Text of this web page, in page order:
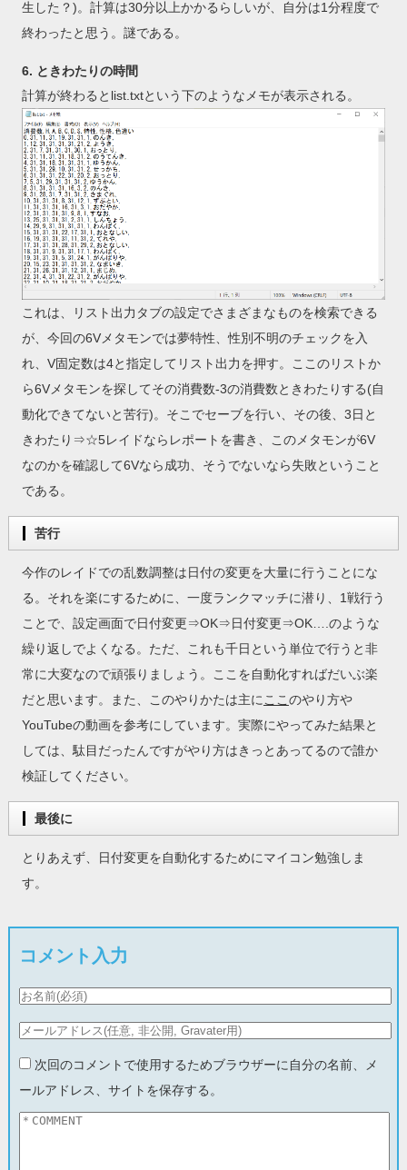
生した？)。計算は30分以上かかるらしいが、自分は1分程度で
終わったと思う。謎である。
6. ときわたりの時間
計算が終わるとlist.txtという下のようなメモが表示される。
これは、リスト出力タブの設定でさまざまなものを検索できる
が、今回の6Vメタモンでは夢特性、性別不明のチェックを入
れ、V固定数は4と指定してリスト出力を押す。ここのリストか
ら6Vメタモンを探してその消費数-3の消費数ときわたりする(自
動化できてないと苦行)。そこでセーブを行い、その後、3日と
きわたり⇒☆5レイドならレポートを書き、このメタモンが6V
なのかを確認して6Vなら成功、そうでないなら失敗ということ
である。
苦行
今作のレイドでの乱数調整は日付の変更を大量に行うことにな
る。それを楽にするために、一度ランクマッチに潜り、1戦行う
ことで、設定画面で日付変更⇒OK⇒日付変更⇒OK….のような
繰り返しでよくなる。ただ、これも千日という単位で行うと非
常に大変なので頑張りましょう。ここを自動化すればだいぶ楽
だと思います。また、このやりかたは主に ここ のやり方や
YouTubeの動画を参考にしています。実際にやってみた結果と
しては、駄目だったんですがやり方はきっとあってるので誰か
検証してください。
最後に
とりあえず、日付変更を自動化するためにマイコン勉強しま
す。
コメント入力
次回のコメントで使用するためブラウザーに自分の名前、メ
ールアドレス、サイトを保存する。